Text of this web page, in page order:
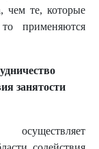
чем те, которые
применяются
занятости